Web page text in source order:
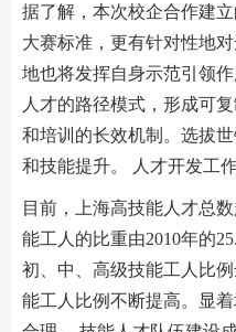
据了解，本次校企合作建
大赛标准，更有针对性地
地也将发挥自身示范引领
人才的路径模式，形成可
和培训的长效机制。选拔
和技能提升。 人才开发工作
目前，上海高技能人才总
能工人的比重由2010年的
初、中、高级技能工人比
能工人比例不断提高。显